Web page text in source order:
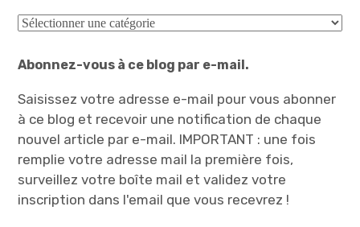
Catégories
Abonnez-vous à ce blog par e-mail.
Saisissez votre adresse e-mail pour vous abonner
à ce blog et recevoir une notification de chaque
nouvel article par e-mail. IMPORTANT : une fois
remplie votre adresse mail la première fois,
surveillez votre boîte mail et validez votre
inscription dans l'email que vous recevrez !